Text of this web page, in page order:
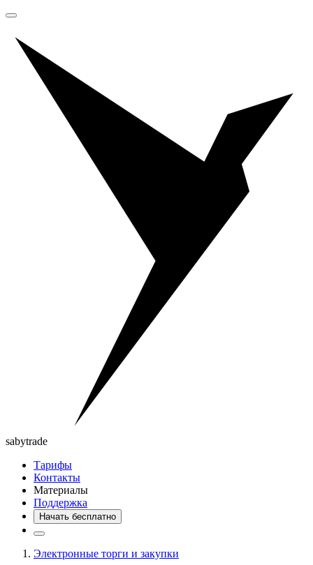
sabytrade
Тарифы
Контакты
Материалы
Поддержка
Начать бесплатно
Электронные торги и закупки